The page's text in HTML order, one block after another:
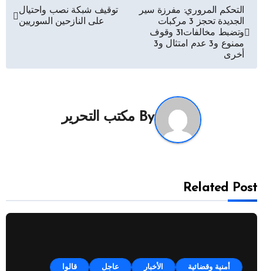
تصفّح
المقالات
التحكم المروري: مفرزة سير
الجديدة تحجز 3 مركبات
وتضبط مخالفات31 وقوف
ممنوع و3 عدم امتثال و3
أخرى
توقيف شبكة نصب واحتيال
على النازحين السوريين
By مكتب التحرير
Related Post
أمنية وقضائية الأخبار عاجل قالوا